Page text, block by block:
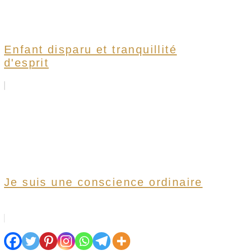
Enfant disparu et tranquillité
d'esprit
Je suis une conscience ordinaire